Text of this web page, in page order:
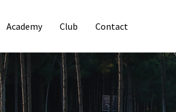
Academy Club Contact